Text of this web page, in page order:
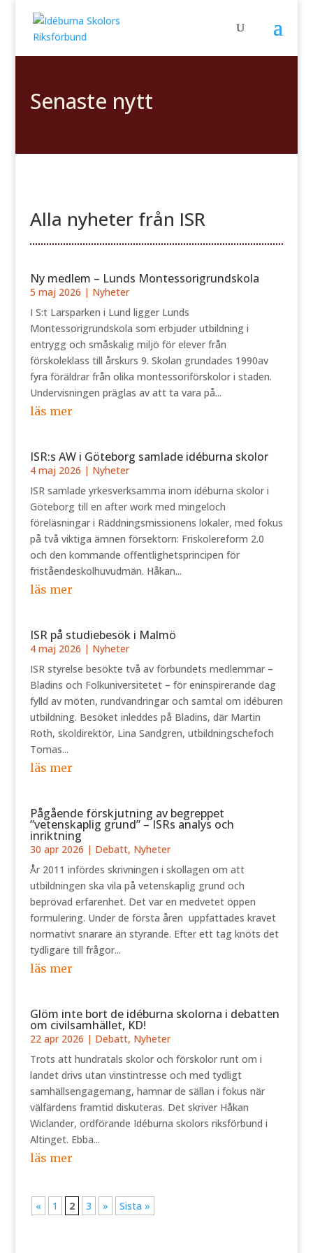
Senaste nytt
Alla nyheter från ISR
Ny medlem – Lunds Montessorigrundskola
5 maj 2026 | Nyheter
I S:t Larsparken i Lund ligger Lunds
Montessorigrundskola som erbjuder utbildning i
entrygg och småskalig miljö för elever från
förskoleklass till årskurs 9. Skolan grundades 1990av
fyra föräldrar från olika montessoriförskolor i staden.
Undervisningen präglas av att ta vara på...
läs mer
ISR:s AW i Göteborg samlade idéburna skolor
4 maj 2026 | Nyheter
ISR samlade yrkesverksamma inom idéburna skolor i
Göteborg till en after work med mingeloch
föreläsningar i Räddningsmissionens lokaler, med fokus
på två viktiga ämnen försektorn: Friskolereform 2.0
och den kommande offentlighetsprincipen för
friståendeskolhuvudmän. Håkan...
läs mer
ISR på studiebesök i Malmö
4 maj 2026 | Nyheter
ISR styrelse besökte två av förbundets medlemmar –
Bladins och Folkuniversitetet – för eninspirerande dag
fylld av möten, rundvandringar och samtal om idéburen
utbildning. Besöket inleddes på Bladins, där Martin
Roth, skoldirektör, Lina Sandgren, utbildningschefoch
Tomas...
läs mer
Pågående förskjutning av begreppet
”vetenskaplig grund” – ISRs analys och
inriktning
30 apr 2026 | Debatt, Nyheter
År 2011 infördes skrivningen i skollagen om att
utbildningen ska vila på vetenskaplig grund och
beprövad erfarenhet. Det var en medvetet öppen
formulering. Under de första åren uppfattades kravet
normativt snarare än styrande. Efter ett tag knöts det
tydligare till frågor...
läs mer
Glöm inte bort de idéburna skolorna i debatten
om civilsamhället, KD!
22 apr 2026 | Debatt, Nyheter
Trots att hundratals skolor och förskolor runt om i
landet drivs utan vinstintresse och med tydligt
samhällsengagemang, hamnar de sällan i fokus när
välfärdens framtid diskuteras. Det skriver Håkan
Wiclander, ordförande Idéburna skolors riksförbund i
Altinget. Ebba...
läs mer
« 1 2 3 » Sista »